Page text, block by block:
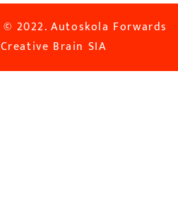
© 2022. Autoskola Forwards
Creative Brain SIA